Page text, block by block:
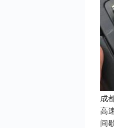
成
高
间